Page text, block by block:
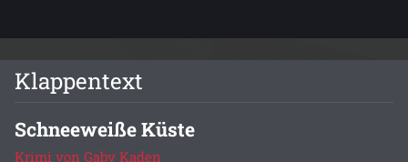
Klappentext
Schneeweiße Küste
Krimi von Gaby Kaden